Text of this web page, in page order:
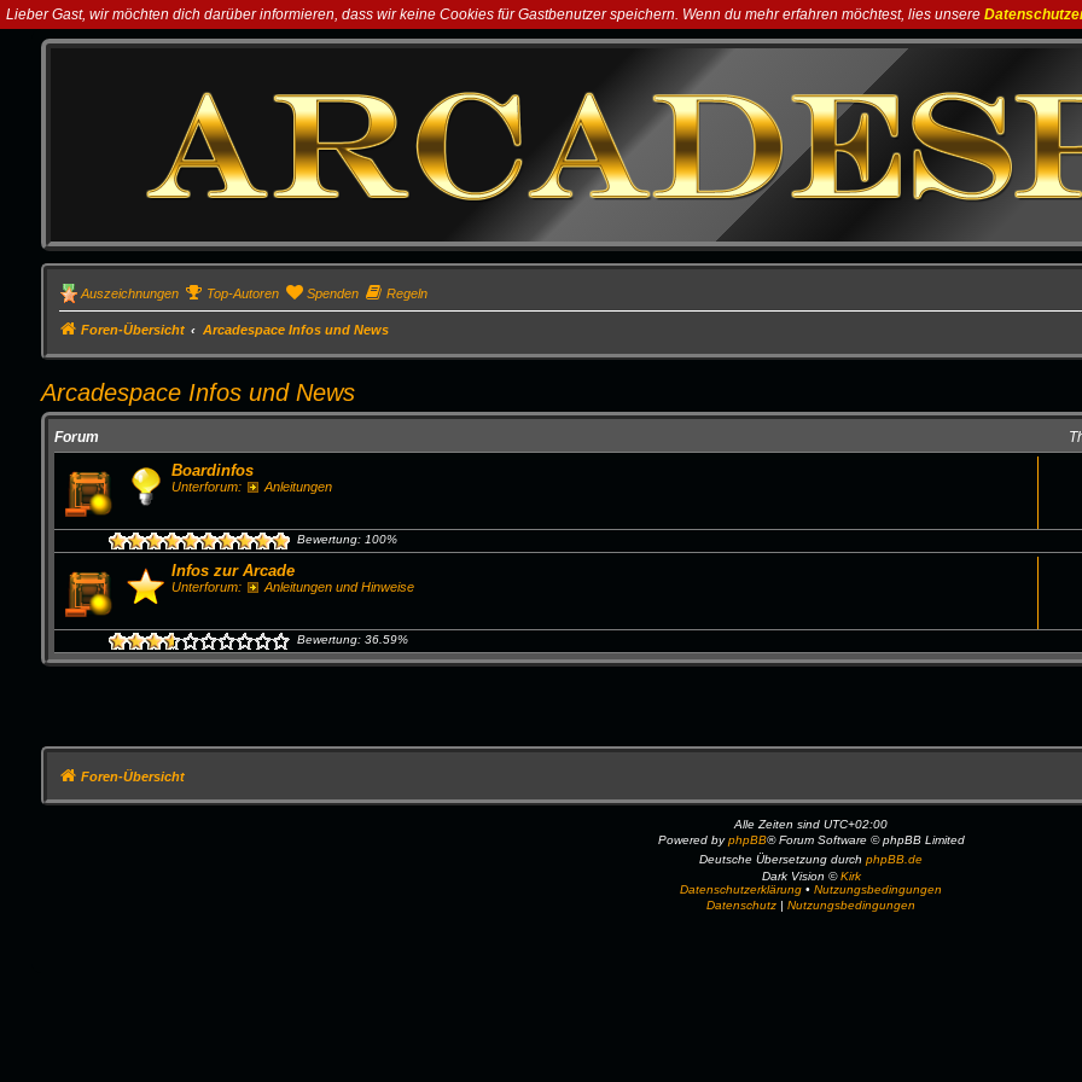
Lieber Gast, wir möchten dich darüber informieren, dass wir keine Cookies für Gastbenutzer speichern. Wenn du mehr erfahren möchtest, lies unsere
Auszeichnungen Top-Autoren Spenden Regeln
Foren-Übersicht Arcadespace Infos und News
Arcadespace Infos und News
Forum
Boardinfos
Unterforum: Anleitungen
Bewertung: 100%
Infos zur Arcade
Unterforum: Anleitungen und Hinweise
Bewertung: 36.59%
Foren-Übersicht
Alle Zeiten sindUTC+02:00
Powered byphpBB® Forum Software © phpBB Limited
Deutsche Übersetzung durchphpBB.de
Dark Vision ©Kirk
Datenschutzerklärung •Nutzungsbedingungen
Datenschutz |Nutzungsbedingungen